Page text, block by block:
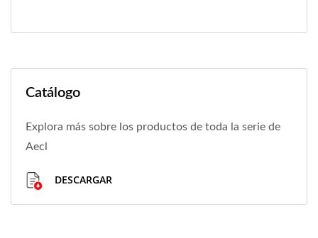
Catálogo
Explora más sobre los productos de toda la serie de
Aecl
DESCARGAR